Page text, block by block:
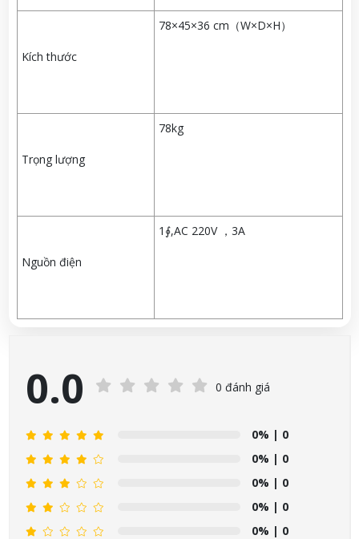
Kích thước
78×45×36 cm（W×D×H）
Trọng lượng
78kg
Nguồn điện
1∮,AC 220V ，3A
0.0 0 đánh giá
0% | 0
0% | 0
0% | 0
0% | 0
0% | 0